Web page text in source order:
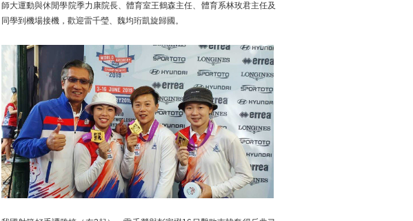
師大運動與休閒學院季力康院長、體育室王鶴森主任、體育系林玫君主任及
同學到機場接機，歡迎雷千瑩、魏均珩凱旋歸國。